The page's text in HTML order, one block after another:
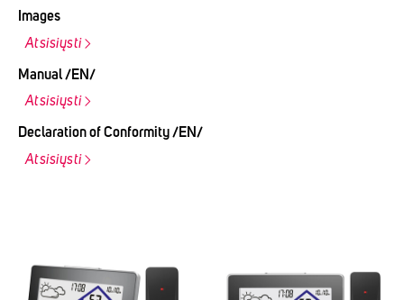
Images
Atsisiųsti
Manual /EN/
Atsisiųsti
Declaration of Conformity /EN/
Atsisiųsti